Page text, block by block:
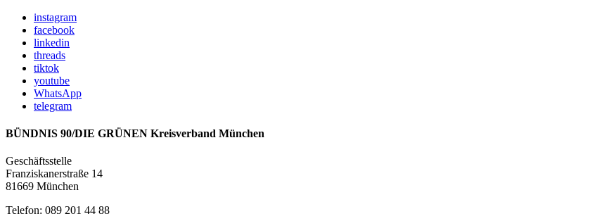
instagram
facebook
linkedin
threads
tiktok
youtube
WhatsApp
telegram
BÜNDNIS 90/DIE GRÜNEN Kreisverband München
Geschäftsstelle
Franziskanerstraße 14
81669 München
Telefon: 089 201 44 88